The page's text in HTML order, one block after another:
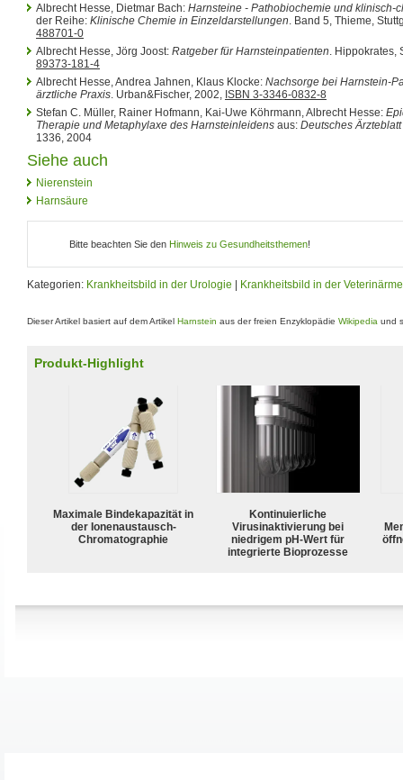
Albrecht Hesse, Dietmar Bach: Harnsteine - Pathobiochemie und klinisch-
der Reihe: Klinische Chemie in Einzeldarstellungen. Band 5, Thieme,
488701-0
Albrecht Hesse, Jörg Joost: Ratgeber für Harnsteinpatienten. Hippokrates,
89373-181-4
Albrecht Hesse, Andrea Jahnen, Klaus Klocke: Nachsorge bei Harnstein-
ärztliche Praxis. Urban&Fischer, 2002, ISBN 3-3346-0832-8
Stefan C. Müller, Rainer Hofmann, Kai-Uwe Köhrmann, Albrecht Hesse:
Therapie und Metaphylaxe des Harnsteinleidens aus: Deutsches Ärzteblatt
1336, 2004
Siehe auch
Nierenstein
Harnsäure
Bitte beachten Sie den Hinweis zu Gesundheitsthemen!
Kategorien: Krankheitsbild in der Urologie Krankheitsbild in der
Dieser Artikel basiert auf dem Artikel Harnstein aus der freien Enzyklopädie Wikipedia und
Produkt-Highlight
Maximale Bindekapazität in
der Ionenaustausch-
Chromatographie
Kontinuierliche
Virusinaktivierung bei
niedrigem pH-Wert für
integrierte Bioprozesse